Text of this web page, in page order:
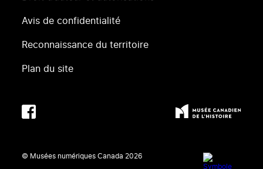
Avis de confidentialité
Reconnaissance du territoire
Plan du site
© Musées numériques Canada 2026